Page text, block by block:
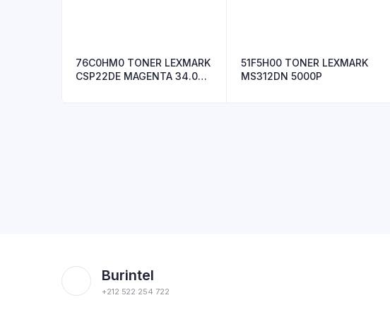
76C0HM0 TONER LEXMARK
CSP22DE MAGENTA 34.000
51F5H00 TONER LEXMARK
MS312DN 5000P
Burintel
+212 522 254 722